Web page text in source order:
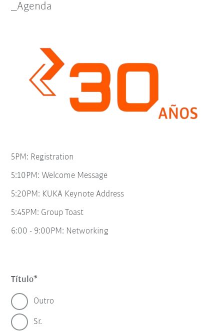
_Agenda
5PM: Registration
5:10PM: Welcome Message
5:20PM: KUKA Keynote Address
5:45PM: Group Toast
6:00 - 9:00PM: Networking
Título
Outro
Sr.